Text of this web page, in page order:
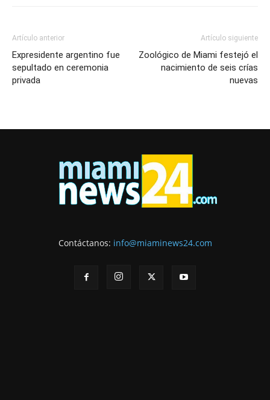
Artículo anterior
Expresidente argentino fue
sepultado en ceremonia
privada
Artículo siguiente
Zoológico de Miami festejó el
nacimiento de seis crías
nuevas
Contáctanos: info@miaminews24.com